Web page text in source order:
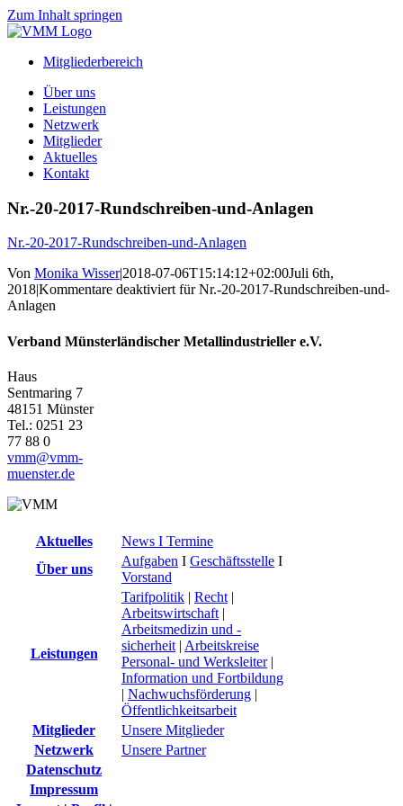
Zum Inhalt springen
Mitgliederbereich
Über uns
Leistungen
Netzwerk
Mitglieder
Aktuelles
Kontakt
Nr.-20-2017-Rundschreiben-und-Anlagen
Nr.-20-2017-Rundschreiben-und-Anlagen
Von Monika Wisser|2018-07-06T15:14:12+02:00Juli 6th,
2018|Kommentare deaktiviertfür Nr.-20-2017-Rundschreiben-und-
Anlagen
Verband Münsterländischer Metallindustrieller e.V.
Haus
Sentmaring 7
48151 Münster
Tel.: 0251 23
77 88 0
vmm@vmm-
muenster.de
Aktuelles
News I Termine
Über uns
Aufgaben I Geschäftsstelle I
Vorstand
Leistungen
Tarifpolitik | Recht |
Arbeitswirtschaft |
Arbeitsmedizin und -
sicherheit | Arbeitskreise
Personal- und Werksleiter|
Information und Fortbildung
| Nachwuchsförderung |
Öffentlichkeitsarbeit
Mitglieder
Unsere Mitglieder
Netzwerk
Unsere Partner
Datenschutz
Impressum